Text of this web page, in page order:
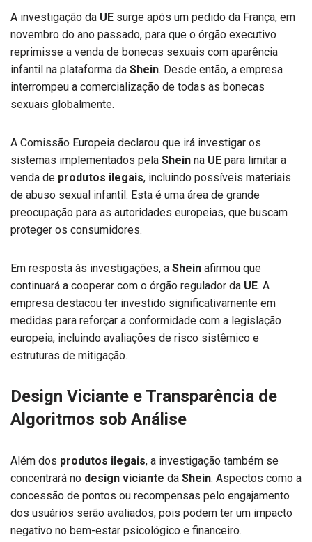
A investigação da UE surge após um pedido da França, em
novembro do ano passado, para que o órgão executivo
reprimisse a venda de bonecas sexuais com aparência
infantil na plataforma da Shein. Desde então, a empresa
interrompeu a comercialização de todas as bonecas
sexuais globalmente.
A Comissão Europeia declarou que irá investigar os
sistemas implementados pela Shein na UE para limitar a
venda de produtos ilegais, incluindo possíveis materiais
de abuso sexual infantil. Esta é uma área de grande
preocupação para as autoridades europeias, que buscam
proteger os consumidores.
Em resposta às investigações, a Shein afirmou que
continuará a cooperar com o órgão regulador da UE. A
empresa destacou ter investido significativamente em
medidas para reforçar a conformidade com a legislação
europeia, incluindo avaliações de risco sistêmico e
estruturas de mitigação.
Design Viciante e Transparência de
Algoritmos sob Análise
Além dos produtos ilegais, a investigação também se
concentrará no design viciante da Shein. Aspectos como a
concessão de pontos ou recompensas pelo engajamento
dos usuários serão avaliados, pois podem ter um impacto
negativo no bem-estar psicológico e financeiro.